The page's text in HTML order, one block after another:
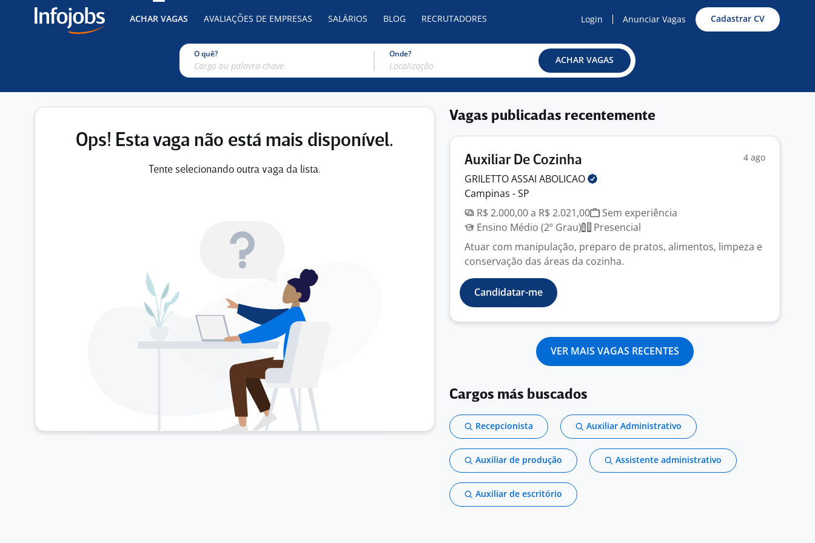
ACHAR VAGAS AVALIAÇÕES DE EMPRESAS SALÁRIOS BLOG RECRUTADORES Login Anunciar Vagas Cadastrar CV
O quê? Onde?
ACHAR VAGAS
Ops! Esta vaga não está mais disponível.
Tente selecionando outra vaga da lista.
Vagas publicadas recentemente
Auxiliar De Cozinha 4 ago
GRILETTO ASSAI ABOLICAO
Campinas - SP
R$ 2.000,00 a R$ 2.021,00
Sem experiência
Ensino Médio (2º Grau)
Presencial
Atuar com manipulação, preparo de pratos, alimentos, limpeza e
conservação das áreas da cozinha.
Candidatar-me
VER MAIS VAGAS RECENTES
Cargos más buscados
Recepcionista Auxiliar Administrativo
Auxiliar de produção Assistente administrativo
Auxiliar de escritório